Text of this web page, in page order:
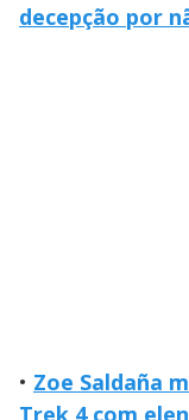
decepção por
• Zoe Saldaña
Trek 4 com